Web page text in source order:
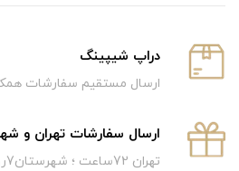
دراپ شیپینگ
ارسال مستقیم سفارشات
ارسال سفارشات تهران و